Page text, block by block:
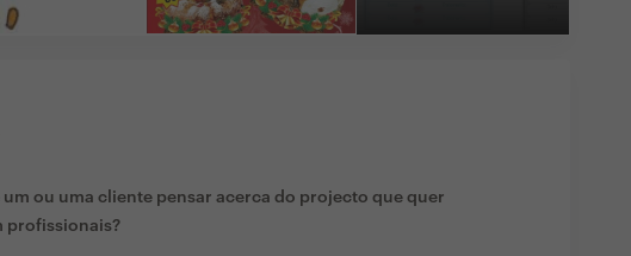
um ou uma cliente pensar acerca do projecto que quer
profissionais?